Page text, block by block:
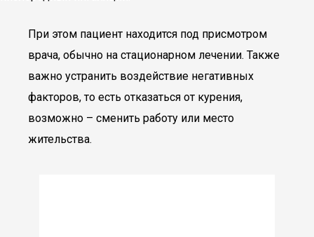
При этом пациент находится под присмотром
врача, обычно на стационарном лечении. Также
важно устранить воздействие негативных
факторов, то есть отказаться от курения,
возможно – сменить работу или место
жительства.